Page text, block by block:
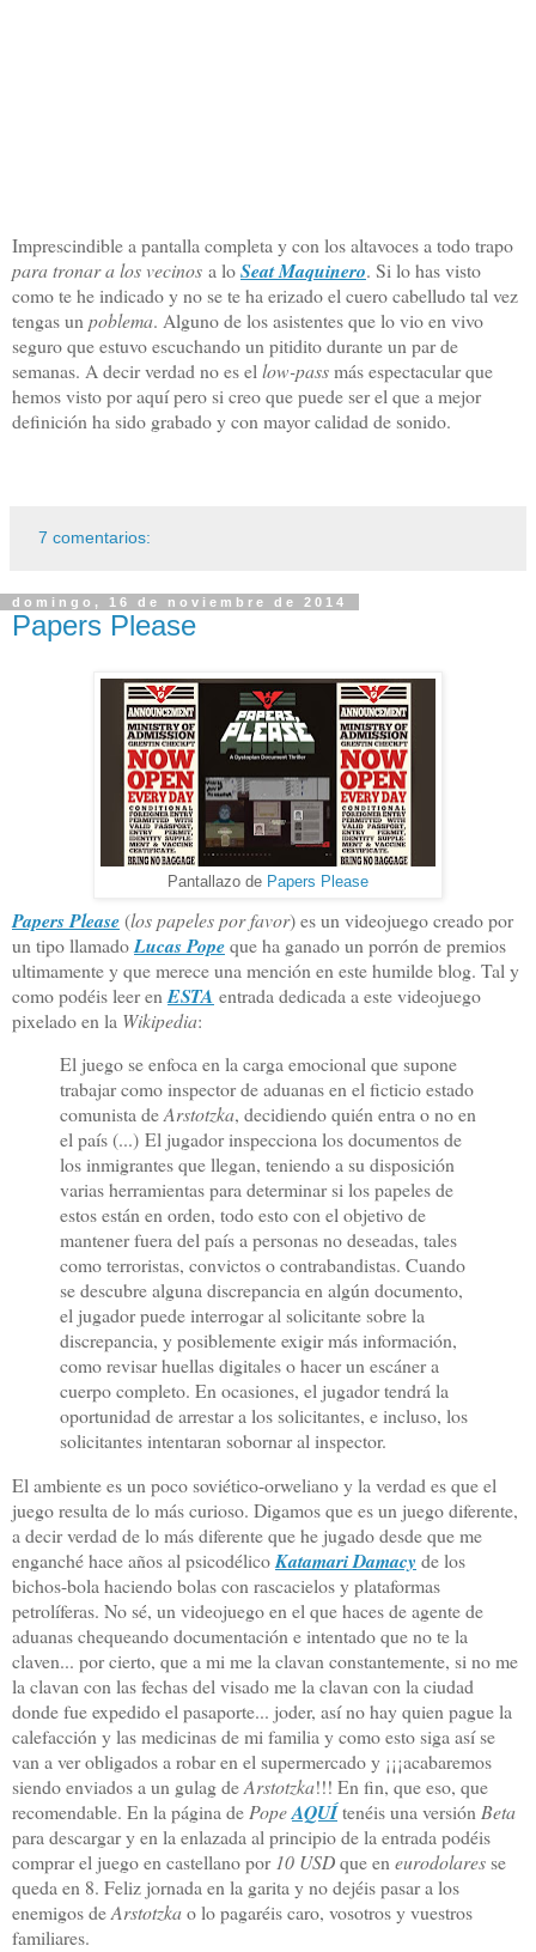
Imprescindible a pantalla completa y con los altavoces a todo trapo
para tronar a los vecinos a loSeat Maquinero. Si lo has visto
como te he indicado y no se te ha erizado el cuero cabelludo tal vez
tengas un poblema. Alguno de los asistentes que lo vio en vivo
seguro que estuvo escuchando un pitidito durante un par de
semanas. A decir verdad no es el low-passmás espectacular que
hemos visto por aquí pero si creo que puede ser el que a mejor
definición ha sido grabado y con mayor calidad de sonido.
7 comentarios:
domingo, 16 de noviembre de 2014
Papers Please
Pantallazo de Papers Please
Papers Please(los papeles por favor) es un videojuego creado por
un tipo llamadoLucas Popeque ha ganado un porrón de premios
ultimamente y que merece una mención en este humilde blog. Tal y
como podéis leer en ESTA entrada dedicada a este videojuego
pixelado en la Wikipedia:
El juego se enfoca en la carga emocional que supone
trabajar como inspector de aduanas en el ficticio estado
comunista deArstotzka, decidiendo quién entra o no en
el país (...) El jugador inspecciona los documentos de
los inmigrantes que llegan, teniendo a su disposición
varias herramientas para determinar si los papeles de
estos están en orden, todo esto con el objetivo de
mantener fuera del país a personas no deseadas, tales
como terroristas, convictos o contrabandistas. Cuando
se descubre alguna discrepancia en algún documento,
el jugador puede interrogar al solicitante sobre la
discrepancia, y posiblemente exigir más información,
como revisar huellas digitales o hacer un escáner a
cuerpo completo. En ocasiones, el jugador tendrá la
oportunidad de arrestar a los solicitantes, e incluso, los
solicitantes intentaran sobornar al inspector.
El ambiente es un poco soviético-orweliano y la verdad es que el
juego resulta de lo más curioso. Digamos que es un juego diferente,
a decir verdad de lo más diferente que he jugado desde que me
enganché hace años al psicodélicoKatamari Damacy de los
bichos-bola haciendo bolas con rascacielos y plataformas
petrolíferas. No sé, un videojuego en el que haces de agente de
aduanas chequeando documentación e intentado que no te la
claven... por cierto, que a mi me la clavan constantemente, si no me
la clavan con las fechas del visado me la clavan con la ciudad
donde fue expedido el pasaporte... joder, así no hay quien pague la
calefacción y las medicinas de mi familia y como esto siga así se
van a ver obligados a robar en el supermercado y ¡¡¡acabaremos
siendo enviados a un gulag deArstotzka!!! En fin, que eso, que
recomendable. En la página de PopeAQUÍtenéis una versión Beta
para descargar y en la enlazada al principio de la entrada podéis
comprar el juego en castellano por 10 USDque en eurodolaresse
queda en 8. Feliz jornada en la garita y no dejéis pasar a los
enemigos deArstotzkao lo pagaréis caro, vosotros y vuestros
familiares.